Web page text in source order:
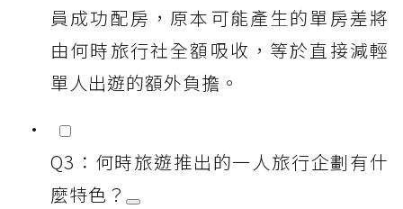
員成功配房，原本可能產生的單房差將
由何時旅行社全額吸收，等於直接減輕
單人出遊的額外負擔。
Q3：何時旅遊推出的一人旅行企劃有什
麼特色？